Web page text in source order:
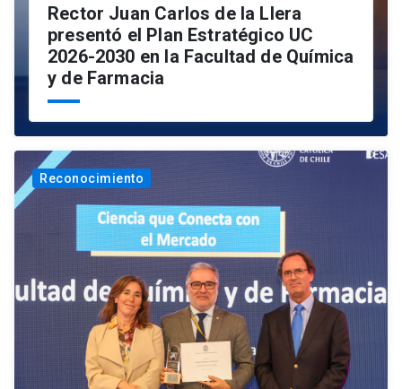
Rector Juan Carlos de la Llera
presentó el Plan Estratégico UC
2026-2030 en la Facultad de Química
y de Farmacia
Reconocimiento